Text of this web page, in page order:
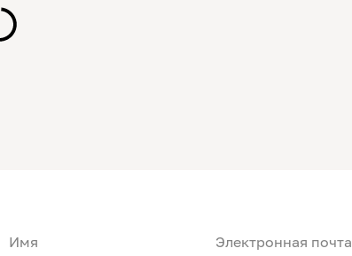
Имя Электронная почта